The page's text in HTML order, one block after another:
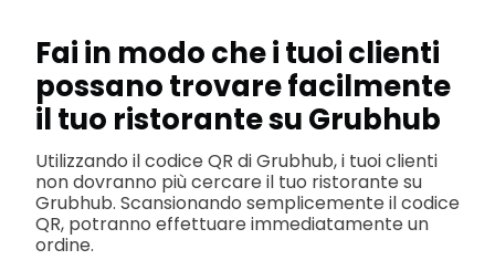
Fai in modo che i tuoi clienti
possano trovare facilmente
il tuo ristorante su Grubhub
Utilizzando il codice QR di Grubhub, i tuoi clienti
non dovranno più cercare il tuo ristorante su
Grubhub. Scansionando semplicemente il codice
QR, potranno effettuare immediatamente un
ordine.